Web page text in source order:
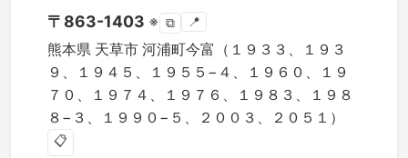
〒 863-1403 ※ ⧉ 📍
熊本県 天草市 河浦町今富（１９３３、１９３
９、１９４５、１９５５−４、１９６０、１９
７０、１９７４、１９７６、１９８３、１９８
８−３、１９９０−５、２００３、２０５１）
📋